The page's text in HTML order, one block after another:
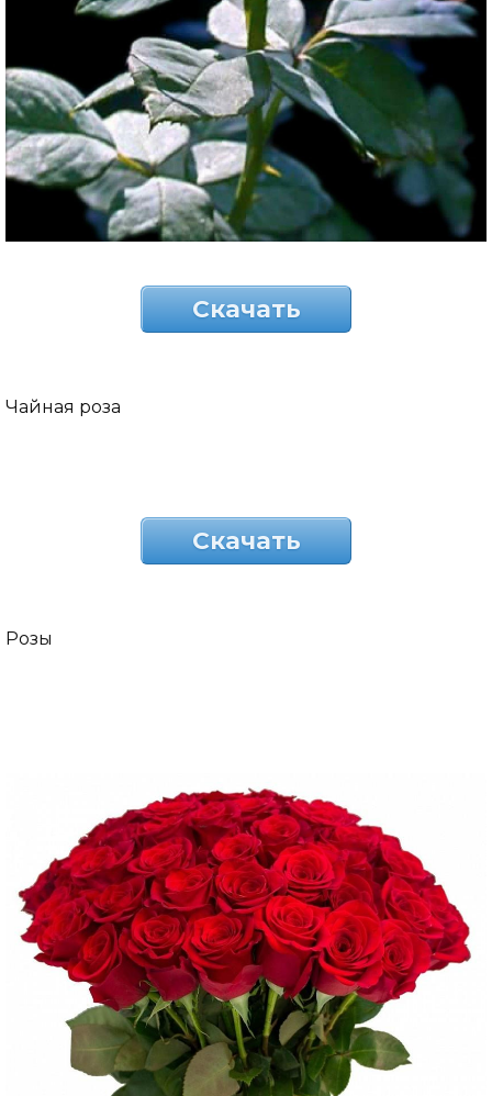
Скачать
Чайная роза
Скачать
Розы